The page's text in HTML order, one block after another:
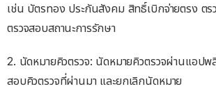
เช่น บัตรทอง ประกันสังคม สิทธิ์เบิกจ่ายตรง ตร
ตรวจสอบสถานะการรักษา
2. นัดหมายคิวตรวจ: นัดหมายคิวตรวจผ่านแอปพ
สอบคิวตรวจที่ผ่านมา และยกเลิกนัดหมาย